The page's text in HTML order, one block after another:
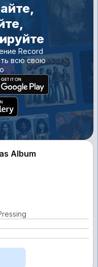
Record
всю свою
Album